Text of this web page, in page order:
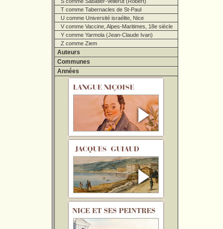
T comme Tabernacles de St-Paul
U comme Université israélite, Nice
V comme Vaccine, Alpes-Maritimes, 18e siècle
Y comme Yarmola (Jean-Claude Ivan)
Z comme Ziem
Auteurs
Communes
Années